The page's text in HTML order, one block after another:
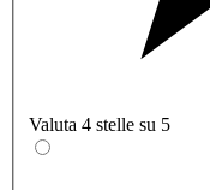
Valuta 4 stelle su 5